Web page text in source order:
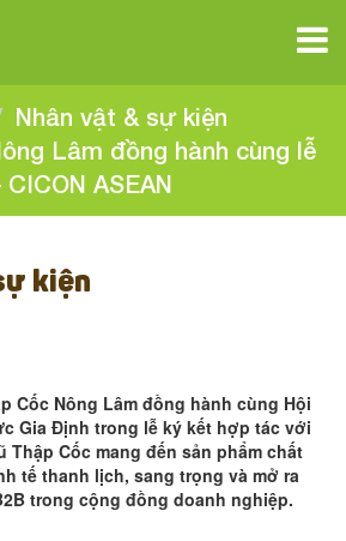
Nhân vật & sự kiện
Lâm đồng hành cùng lễ
ASEAN
kiện
Cốc Nông Lâm đồng hành cùng Hội
Gia Định trong lễ ký kết hợp tác với
Thập Cốc mang đến sản phẩm chất
tế thanh lịch, sang trọng và mở ra
trong cộng đồng doanh nghiệp.